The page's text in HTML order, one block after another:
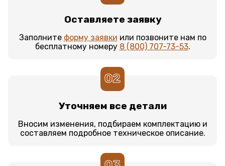
Оставляете заявку
Заполните форму заявки или позвоните нам по
бесплатному номеру 8 (800) 707-73-53.
02
Уточняем все детали
Вносим изменения, подбираем комплектацию и
составляем подробное техническое описание.